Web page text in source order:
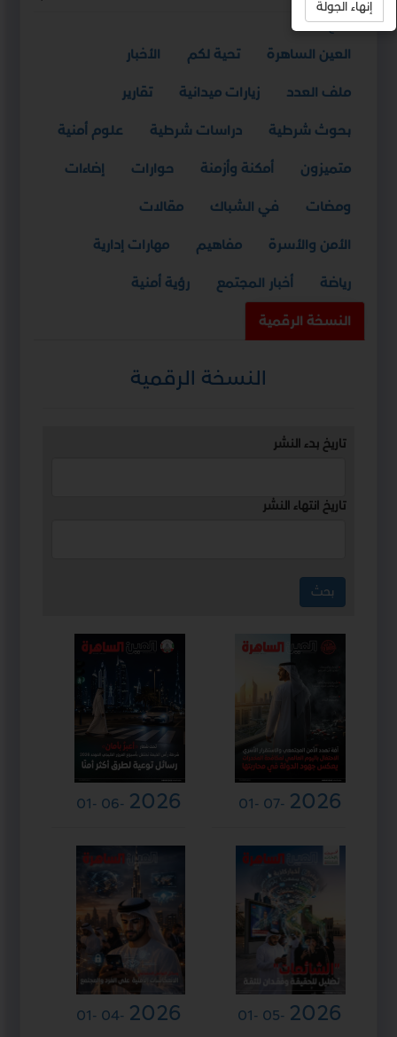
استمع
العين الساهرة تحية لكم
الأخبار
ملف العدد
زيارات ميدانية
تقارير
بحوث شرطية
دراسات شرطية
علوم أمنية
متميزون
أمكنة وأزمنة حوارات
إضاءات
ومضات
في الشباك
مقالات
الأمن والأسرة
مفاهيم
مهارات إدارية
رياضة
أخبار المجتمع
رؤية أمنية
النسخة الرقمية
النسخة الرقمية
تاريخ بدء النشر
تاريخ انتهاء النشر
2026
-07
-01
2026
-06
-01
2026
-05
-01
2026
-04
-01
إنهاء الجولة